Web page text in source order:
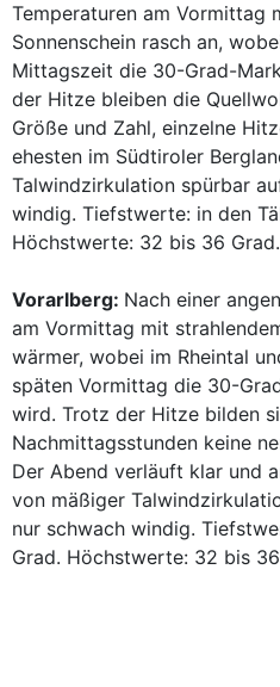
Temperaturen am Vormittag
Sonnenschein rasch an,
Mittagszeit die 30-Grad-
der Hitze bleiben die
Größe und Zahl, einzelne
ehesten im Südtiroler
Talwindzirkulation spürbar
windig. Tiefstwerte: in den
Höchstwerte: 32 bis 36 Grad.
Vorarlberg: Nach einer
am Vormittag mit
wärmer, wobei im Rheintal
späten Vormittag die 30-
wird. Trotz der Hitze bilden
Nachmittagsstunden keine
Der Abend verläuft klar und
von mäßiger
nur schwach windig.
Grad. Höchstwerte: 32 bis